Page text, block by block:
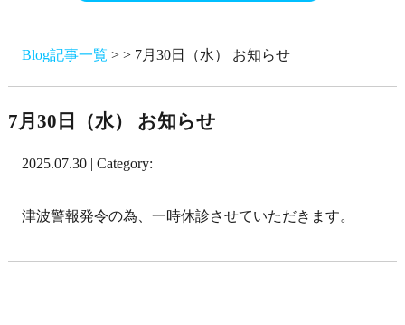
Blog記事一覧 > > 7月30日（水） お知らせ
7月30日（水） お知らせ
2025.07.30 | Category:
津波警報発令の為、一時休診させていただきます。